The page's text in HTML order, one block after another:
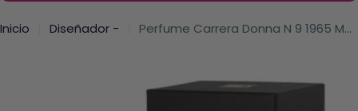
Inicio Diseñador - Perfume Carrera Donna N 9 1965 Mujer Edp 125 Ml